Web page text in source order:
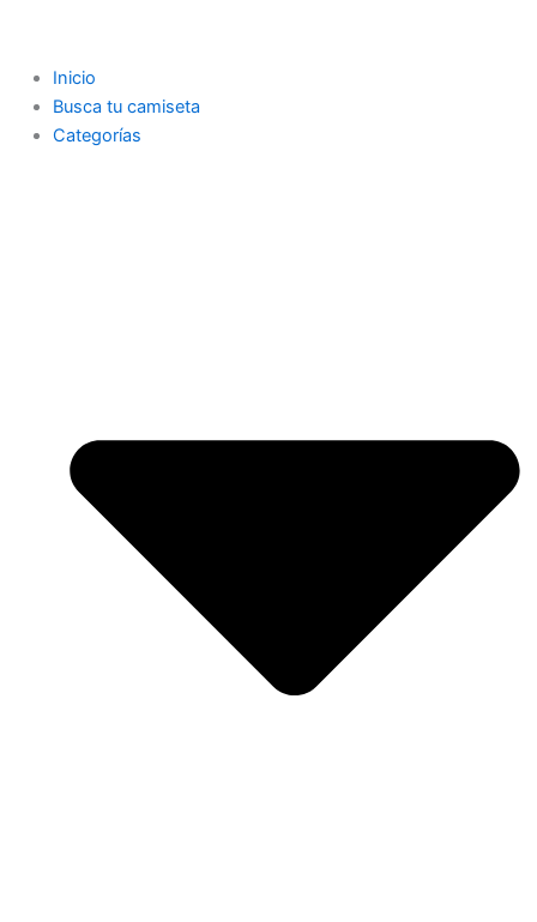
Inicio
Busca tu camiseta
Categorías